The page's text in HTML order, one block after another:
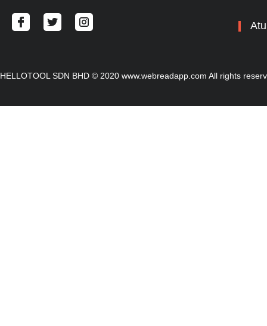
HELLOTOOL SDN BHD © 2020 www.webreadapp.com All rights